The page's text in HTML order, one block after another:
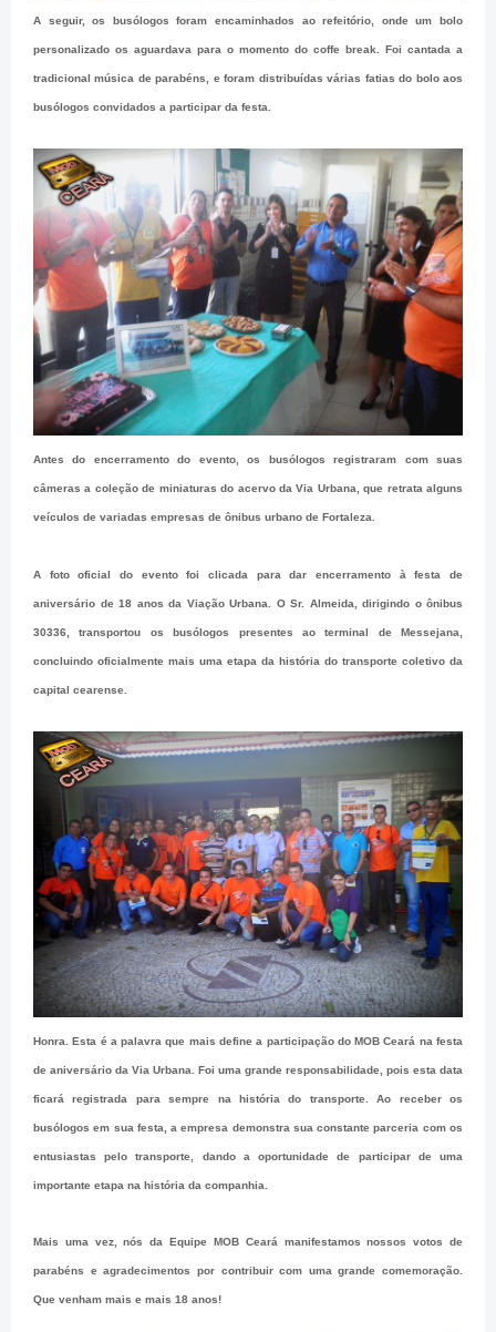
A seguir, os busólogos foram encaminhados ao refeitório, onde um bolo
personalizado os aguardava para o momento do coffe break. Foi cantada a
tradicional música de parabéns, e foram distribuídas várias fatias do bolo aos
busólogos convidados a participar da festa.
Antes do encerramento do evento, os busólogos registraram com suas
câmeras a coleção de miniaturas do acervo da Via Urbana, que retrata alguns
veículos de variadas empresas de ônibus urbano de Fortaleza.
A foto oficial do evento foi clicada para dar encerramento à festa de
aniversário de 18 anos da Viação Urbana. O Sr. Almeida, dirigindo o ônibus
30336, transportou os busólogos presentes ao terminal de Messejana,
concluindo oficialmente mais uma etapa da história do transporte coletivo da
capital cearense.
Honra. Esta é a palavra que mais define a participação do MOB Ceará na festa
de aniversário da Via Urbana. Foi uma grande responsabilidade, pois esta data
ficará registrada para sempre na história do transporte. Ao receber os
busólogos em sua festa, a empresa demonstra sua constante parceria com os
entusiastas pelo transporte, dando a oportunidade de participar de uma
importante etapa na história da companhia.
Mais uma vez, nós da Equipe MOB Ceará manifestamos nossos votos de
parabéns e agradecimentos por contribuir com uma grande comemoração.
Que venham mais e mais 18 anos!